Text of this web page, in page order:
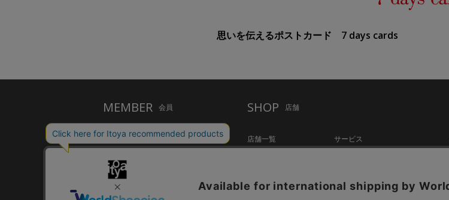
思いを伝えるポストカード 7 days cards
MEMBER 会員
ご利用ガイド
お問い合わせ
個人情報保護方針
SHOP 店舗
店舗一覧
CAFE Stylo
サービス